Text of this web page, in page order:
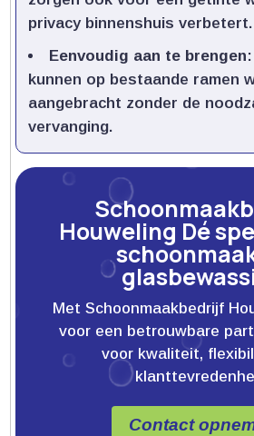
privacy binnenshuis verbetert.​
Eenvoudig aan te brengen
kunnen op bestaande ramen
aangebracht zonder de
vervanging.​
Houweling Dé
Met Schoonmaakbedrijf
voor een betrouwbare
voor kwaliteit,
Contact